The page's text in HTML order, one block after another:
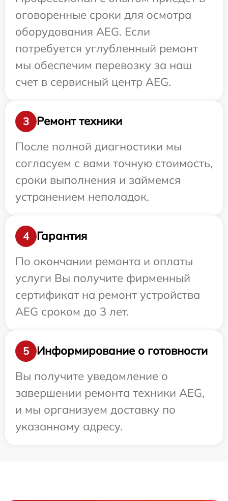
оговоренные сроки для осмотра
оборудования AEG. Если
потребуется углубленный ремонт
мы обеспечим перевозку за наш
счет в сервисный центр AEG.
3
Ремонт техники
После полной диагностики мы
согласуем с вами точную стоимость,
сроки выполнения и займемся
устранением неполадок.
4
Гарантия
По окончании ремонта и оплаты
услуги Вы получите фирменный
сертификат на ремонт устройства
AEG сроком до 3 лет.
5
Информирование о готовности
Вы получите уведомление о
завершении ремонта техники AEG,
и мы организуем доставку по
указанному адресу.